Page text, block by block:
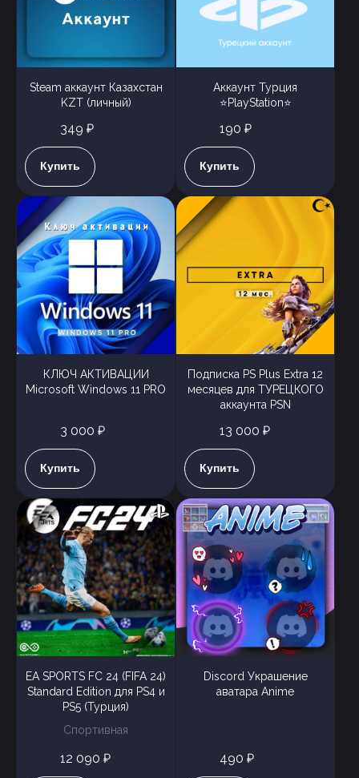
Steam аккаунт Казахстан
KZT (личный)
349 ₽
Купить
Аккаунт Турция
⭐PlayStation⭐
190 ₽
Купить
КЛЮЧ АКТИВАЦИИ
Microsoft Windows 11 PRO
3 000 ₽
Купить
Подписка PS Plus Extra 12
месяцев для ТУРЕЦКОГО
аккаунта PSN
13 000 ₽
Купить
EA SPORTS FC 24 (FIFA 24)
Standard Edition для PS4 и
PS5 (Турция)
Спортивная
12 090 ₽
Discord Украшение
аватара Anime
490 ₽